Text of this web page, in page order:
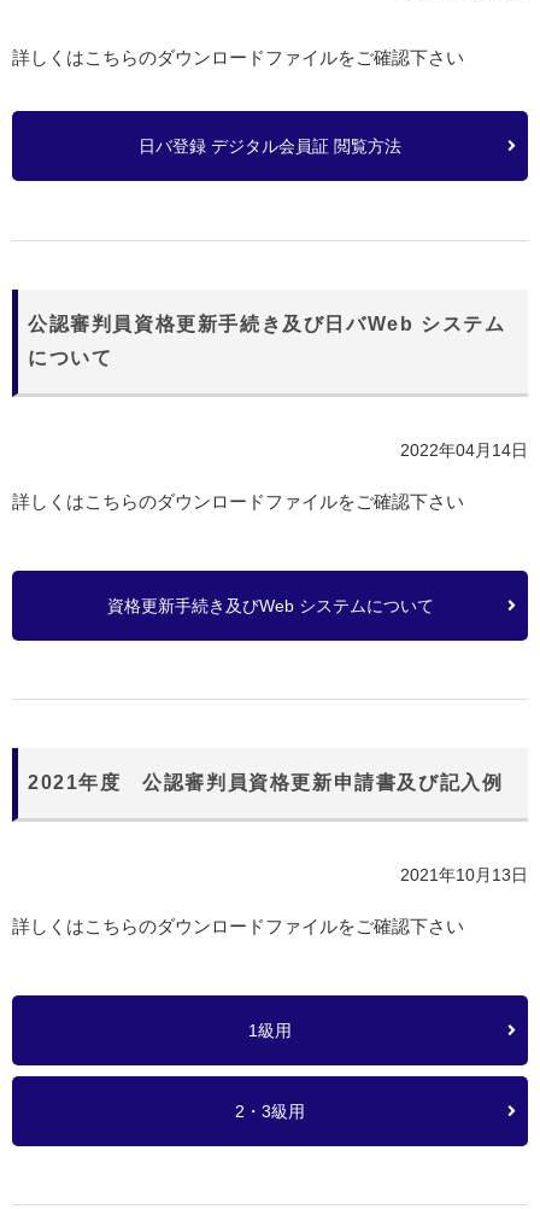
詳しくはこちらのダウンロードファイルをご確認下さい
日バ登録 デジタル会員証 閲覧方法
公認審判員資格更新手続き及び日バWeb システム
について
2022年04月14日
詳しくはこちらのダウンロードファイルをご確認下さい
資格更新手続き及びWeb システムについて
2021年度 公認審判員資格更新申請書及び記入例
2021年10月13日
詳しくはこちらのダウンロードファイルをご確認下さい
1級用
2・3級用